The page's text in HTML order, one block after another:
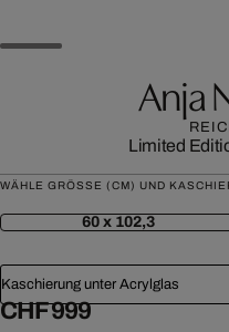
Anja
Limited
WÄHLE GRÖSSE (CM) UND
60 x 102,3
Kaschierung unter Acrylglas
CHF 999